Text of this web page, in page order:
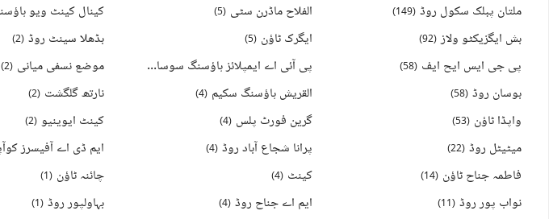
ملتان پبلک سکول روڈ (
149
)
بش ایگزیکٹو ولاز (
92
)
پی جی ایس ایح ایف (
58
)
بوسان روڈ (
58
)
واپڈا ٹاؤن (
53
)
میٹیٹل روڈ (
22
)
فاطمہ جناح ٹاؤن (
14
)
نواب پور روڈ (
11
)
الفلاح ماڈرن سٹی (
5
)
ایگرک ٹاؤن (
5
)
پی آئی اے ایمپلائز ہاؤسنگ سوسائٹی
القریش ہاؤسنگ سکیم (
4
)
گرین فورٹ پلس (
4
)
پرانا شجاع آباد روڈ (
4
)
کینٹ (
4
)
ایم اے جناح روڈ (
4
)
بڈھلا سینٹ روڈ (
2
)
موضع نسفی میانی (
2
)
نارتھ گلگشت (
2
)
کینٹ ایوینیو (
2
)
چائنہ ٹاؤن (
1
)
بہاولپور روڈ (
1
)